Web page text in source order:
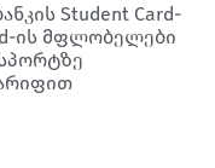
Student Card-
ის მფლობელები